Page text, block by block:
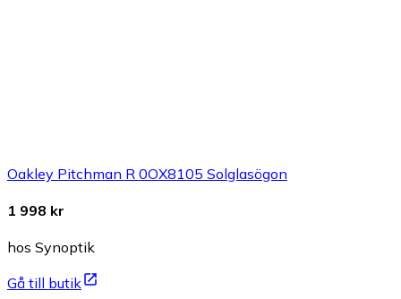
Oakley Pitchman R 0OX8105 Solglasögon
1 998 kr
hos Synoptik
Gå till butik